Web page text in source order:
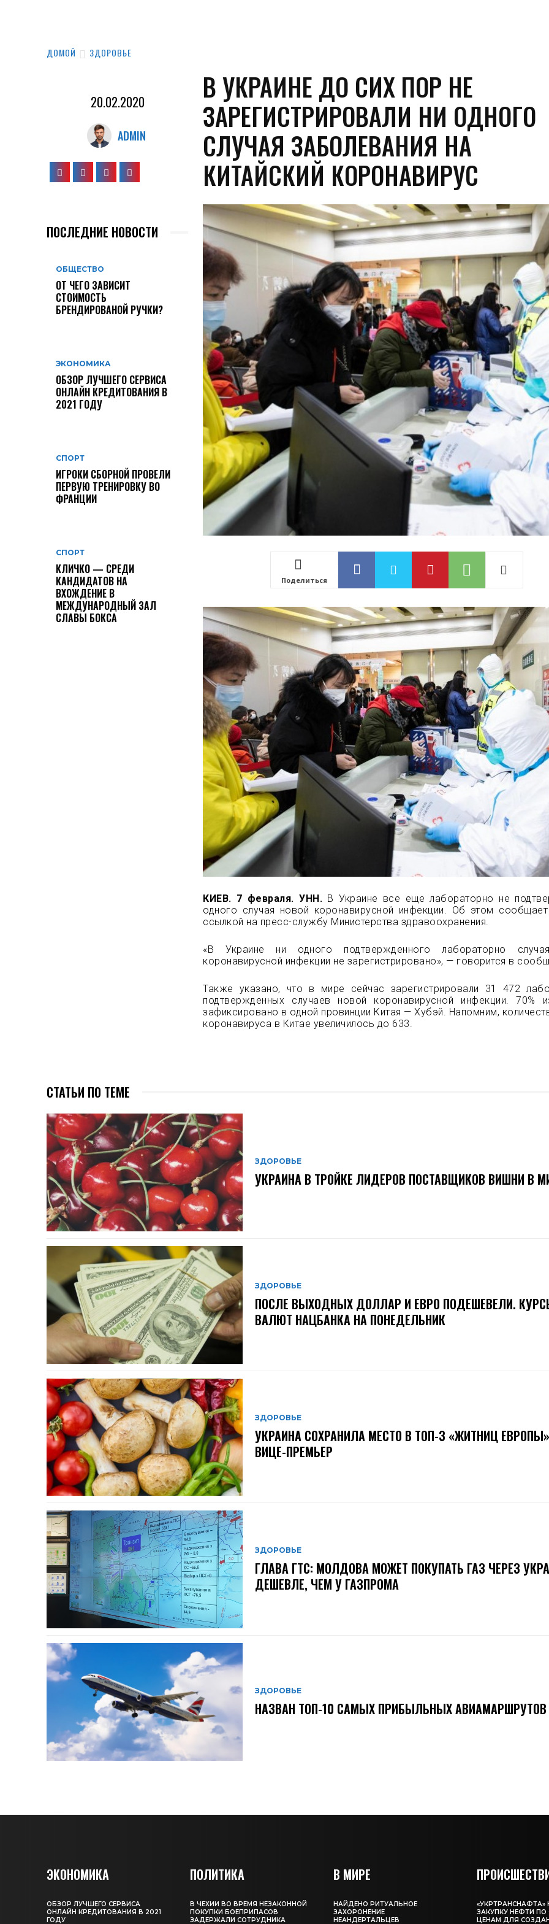
ДОМОЙ ЗДОРОВЬЕ
20.02.2020
ADMIN
ПОСЛЕДНИЕ НОВОСТИ
ОБЩЕСТВО
ОТ ЧЕГО ЗАВИСИТ
СТОИМОСТЬ
БРЕНДИРОВАНОЙ РУЧКИ?
ЭКОНОМИКА
ОБЗОР ЛУЧШЕГО СЕРВИСА
ОНЛАЙН КРЕДИТОВАНИЯ В
2021 ГОДУ
СПОРТ
ИГРОКИ СБОРНОЙ ПРОВЕЛИ
ПЕРВУЮ ТРЕНИРОВКУ ВО
ФРАНЦИИ
СПОРТ
КЛИЧКО — СРЕДИ
КАНДИДАТОВ НА
ВХОЖДЕНИЕ В
МЕЖДУНАРОДНЫЙ ЗАЛ
СЛАВЫ БОКСА
В УКРАИНЕ ДО СИХ ПОР НЕ
ЗАРЕГИСТРИРОВАЛИ НИ ОДНОГО
СЛУЧАЯ ЗАБОЛЕВАНИЯ НА
КИТАЙСКИЙ КОРОНАВИРУС
Поделиться
КИЕВ. 7 февраля. УНН. В Украине все еще лабораторно не
одного случая новой коронавирусной инфекции. Об этом
ссылкой на пресс-службу Министерства здравоохранения.
«В Украине ни одного подтвержденного лабораторно
коронавирусной инфекции не зарегистрировано», — говорится в
Также указано, что в мире сейчас зарегистрировали 31 472
подтвержденных случаев новой коронавирусной инфекции. 70%
зафиксировано в одной провинции Китая — Хубэй. Напомним,
коронавируса в Китае увеличилось до 633.
СТАТЬИ ПО ТЕМЕ
ЗДОРОВЬЕ
УКРАИНА В ТРОЙКЕ ЛИДЕРОВ ПОСТАВЩИКОВ ВИШНИ В
ЗДОРОВЬЕ
ПОСЛЕ ВЫХОДНЫХ ДОЛЛАР И ЕВРО ПОДЕШЕВЕЛИ.
ВАЛЮТ НАЦБАНКА НА ПОНЕДЕЛЬНИК
ЗДОРОВЬЕ
УКРАИНА СОХРАНИЛА МЕСТО В ТОП-3 «ЖИТНИЦ
ВИЦЕ-ПРЕМЬЕР
ЗДОРОВЬЕ
ГЛАВА ГТС: МОЛДОВА МОЖЕТ ПОКУПАТЬ ГАЗ ЧЕРЕЗ
ДЕШЕВЛЕ, ЧЕМ У ГАЗПРОМА
ЗДОРОВЬЕ
НАЗВАН ТОП-10 САМЫХ ПРИБЫЛЬНЫХ АВИАМАРШРУТОВ
ЭКОНОМИКА
ОБЗОР ЛУЧШЕГО СЕРВИСА
ОНЛАЙН КРЕДИТОВАНИЯ В 2021
ГОДУ
ПОЛИТИКА
В ЧЕХИИ ВО ВРЕМЯ НЕЗАКОННОЙ
ПОКУПКИ БОЕПРИПАСОВ
ЗАДЕРЖАЛИ СОТРУДНИКА
В МИРЕ
НАЙДЕНО РИТУАЛЬНОЕ
ЗАХОРОНЕНИЕ
НЕАНДЕРТАЛЬЦЕВ
«УКРТРАНСНАФТА»
ЗАКУПКУ НЕФТИ
ЦЕНАМ ДЛЯ